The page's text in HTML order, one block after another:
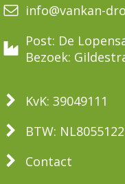
info@vankan-
Post: De
Bezoek:
KvK: 39049111
BTW:
Contact